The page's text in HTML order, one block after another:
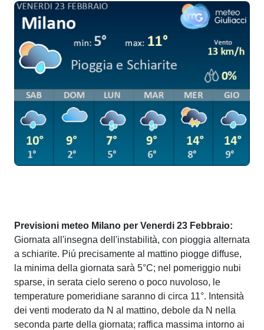
Previsioni meteo Milano per Venerdi 23 Febbraio:
Giornata all'insegna dell'instabilità, con pioggia alternata
a schiarite. Piú precisamente al mattino piogge diffuse,
la minima della giornata sarà 5°C; nel pomeriggio nubi
sparse, in serata cielo sereno o poco nuvoloso, le
temperature pomeridiane saranno di circa 11°. Intensità
dei venti moderato da N al mattino, debole da N nella
seconda parte della giornata; raffica massima intorno ai